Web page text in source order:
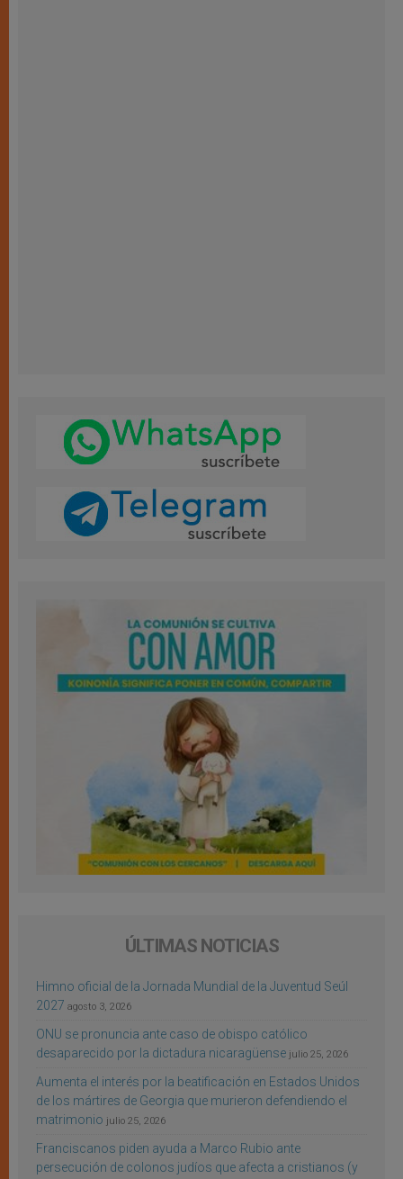
ÚLTIMAS NOTICIAS
Himno oficial de la Jornada Mundial de la Juventud Seúl
2027 agosto 3, 2026
ONU se pronuncia ante caso de obispo católico
desaparecido por la dictadura nicaragüense julio 25, 2026
Aumenta el interés por la beatificación en Estados Unidos
de los mártires de Georgia que murieron defendiendo el
matrimonio julio 25, 2026
Franciscanos piden ayuda a Marco Rubio ante
persecución de colonos judíos que afecta a cristianos (y